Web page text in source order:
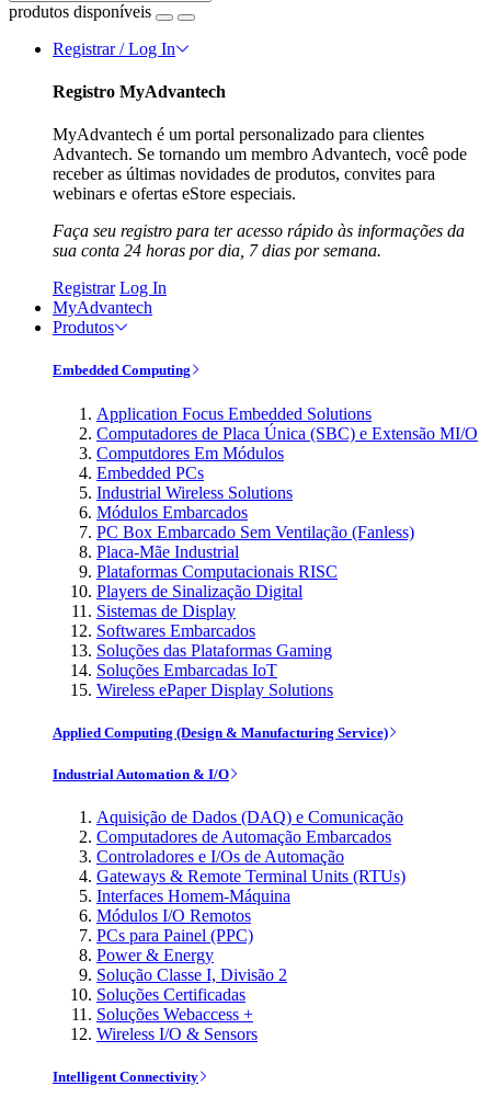
produtos disponíveis
Registrar / Log In
Registro MyAdvantech
MyAdvantech é um portal personalizado para clientes
Advantech. Se tornando um membro Advantech, você pode
receber as últimas novidades de produtos, convites para
webinars e ofertas eStore especiais.
Faça seu registro para ter acesso rápido às informações da
sua conta 24 horas por dia, 7 dias por semana.
Registrar Log In
MyAdvantech
Produtos
Embedded Computing
Application Focus Embedded Solutions
Computadores de Placa Única (SBC) e Extensão MI/O
Computdores Em Módulos
Embedded PCs
Industrial Wireless Solutions
Módulos Embarcados
PC Box Embarcado Sem Ventilação (Fanless)
Placa-Mãe Industrial
Plataformas Computacionais RISC
Players de Sinalização Digital
Sistemas de Display
Softwares Embarcados
Soluções das Plataformas Gaming
Soluções Embarcadas IoT
Wireless ePaper Display Solutions
Applied Computing (Design & Manufacturing Service)
Industrial Automation & I/O
Aquisição de Dados (DAQ) e Comunicação
Computadores de Automação Embarcados
Controladores e I/Os de Automação
Gateways & Remote Terminal Units (RTUs)
Interfaces Homem-Máquina
Módulos I/O Remotos
PCs para Painel (PPC)
Power & Energy
Solução Classe I, Divisão 2
Soluções Certificadas
Soluções Webaccess +
Wireless I/O & Sensors
Intelligent Connectivity